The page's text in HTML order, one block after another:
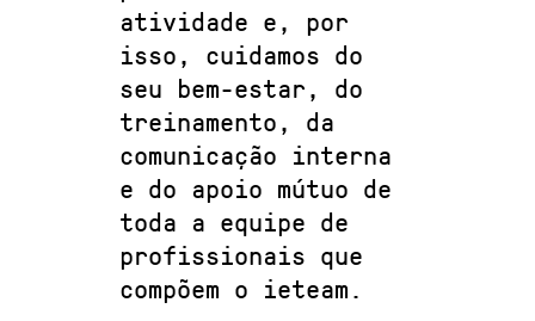
atividade e, por
isso, cuidamos do
seu bem-estar, do
treinamento, da
comunicação interna
e do apoio mútuo de
toda a equipe de
profissionais que
compõem o ieteam.